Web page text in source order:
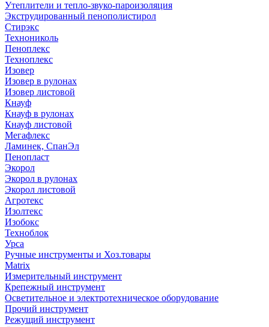
Утеплители и тепло-звуко-пароизоляция
Экструдированный пенополистирол
Стирэкс
Технониколь
Пеноплекс
Техноплекс
Изовер
Изовер в рулонах
Изовер листовой
Кнауф
Кнауф в рулонах
Кнауф листовой
Мегафлекс
Ламинек, СпанЭл
Пенопласт
Экорол
Экорол в рулонах
Экорол листовой
Агротекс
Изолтекс
Изобокс
Техноблок
Урса
Ручные инструменты и Хоз.товары
Matrix
Измерительный инструмент
Крепежный инструмент
Осветительное и электротехническое оборудование
Прочий инструмент
Режущий инструмент